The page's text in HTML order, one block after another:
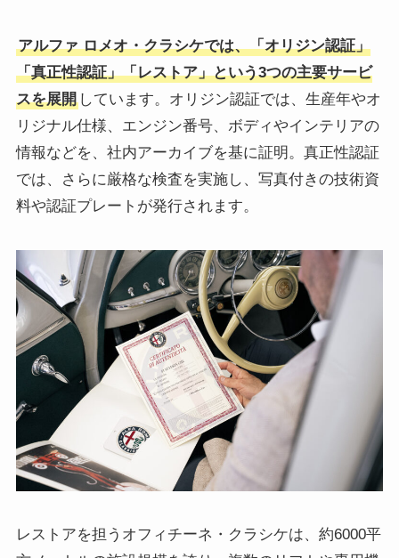
アルファ ロメオ・クラシケでは、「オリジン認証」
「真正性認証」「レストア」という3つの主要サービ
スを展開しています。オリジン認証では、生産年やオ
リジナル仕様、エンジン番号、ボディやインテリアの
情報などを、社内アーカイブを基に証明。真正性認証
では、さらに厳格な検査を実施し、写真付きの技術資
料や認証プレートが発行されます。
レストアを担うオフィチーネ・クラシケは、約6000平